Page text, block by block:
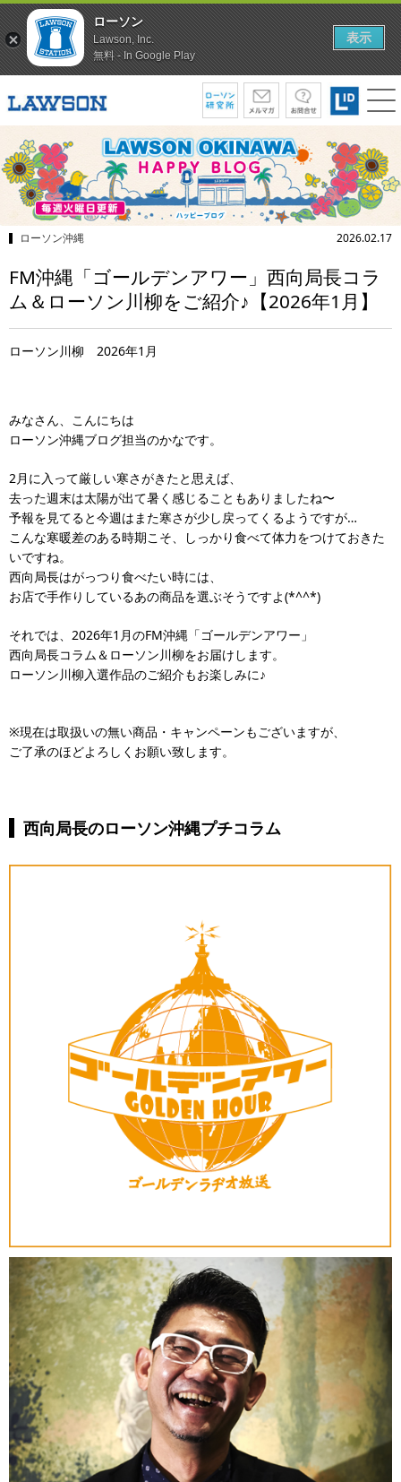
ローソン沖縄 2026.02.17
FM沖縄「ゴールデンアワー」西向局長コラ
ム＆ローソン川柳をご紹介♪【2026年1月】
ローソン川柳 2026年1月
みなさん、こんにちは
ローソン沖縄ブログ担当のかなです。
2月に入って厳しい寒さがきたと思えば、
去った週末は太陽が出て暑く感じることもありましたね〜
予報を見てると今週はまた寒さが少し戻ってくるようですが…
こんな寒暖差のある時期こそ、しっかり食べて体力をつけておきた
いですね。
西向局長はがっつり食べたい時には、
お店で手作りしているあの商品を選ぶそうですよ(*^^*)
それでは、2026年1月のFM沖縄「ゴールデンアワー」
西向局長コラム＆ローソン川柳をお届けします。
ローソン川柳入選作品のご紹介もお楽しみに♪
※現在は取扱いの無い商品・キャンペーンもございますが、
ご了承のほどよろしくお願い致します。
西向局長のローソン沖縄プチコラム
ローソン
Lawson, Inc.
無料 - In Google Play
表示